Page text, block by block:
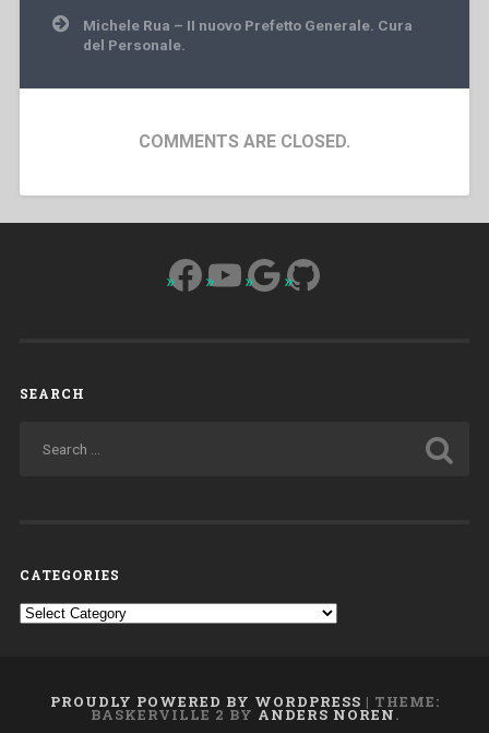
Michele Rua – II nuovo Prefetto Generale. Cura
del Personale.
COMMENTS ARE CLOSED.
Facebook
YouTube
Google
GitHub
SEARCH
CATEGORIES
Categories
PROUDLY POWERED BY WORDPRESS | THEME:
BASKERVILLE 2 BY ANDERS NOREN.